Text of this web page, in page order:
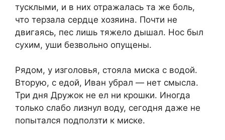
тусклыми, и в них отражалась та же боль,
что терзала сердце хозяина. Почти не
двигаясь, пес лишь тяжело дышал. Нос был
сухим, уши безвольно опущены.
Рядом, у изголовья, стояла миска с водой.
Вторую, с едой, Иван убрал — нет смысла.
Три дня Дружок не ел ни крошки. Иногда
только слабо лизнул воду, сегодня даже не
попытался подползти к миске.